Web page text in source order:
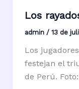
Los
admin / 13 de
Los
festejan el
de Perú.